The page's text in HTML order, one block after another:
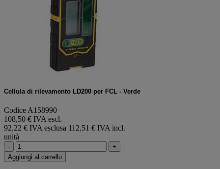
Cellula di rilevamento LD200 per FCL - Verde
Codice A158990
108,50 € IVA escl.
92,22 € IVA esclusa 112,51 € IVA incl.
unità
-
+
Aggiungi al carrello